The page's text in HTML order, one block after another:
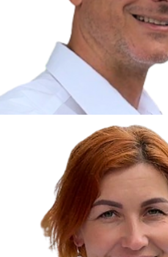
Cookies sú malé textové súbory,
webovými stránkami, aby zefektívnili
Vďaka cookies vám môžeme ponúkať
naozaj hľadáte a chcete nájsť.
Kedykoľvek sa môžete slobodne
používania cookies chcete umožniť.
Zákon uvádza, že môžeme ukladať
zariadení, pokiaľ sú nevyhnutne
Cookies, ktoré používame
Technické a nevyhnutné cookies
Analytické a marketingové cookies
Reklamné úložisko
Reklamné používateľské dáta
Personalizácia reklám